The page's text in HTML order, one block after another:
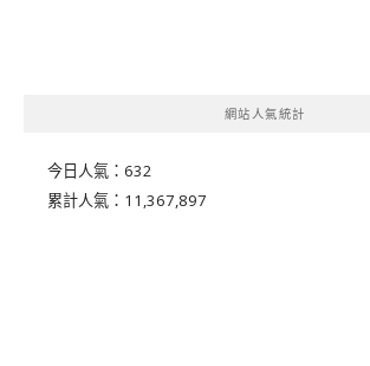
網站人氣統計
今日人氣： 632
累計人氣： 11,367,897